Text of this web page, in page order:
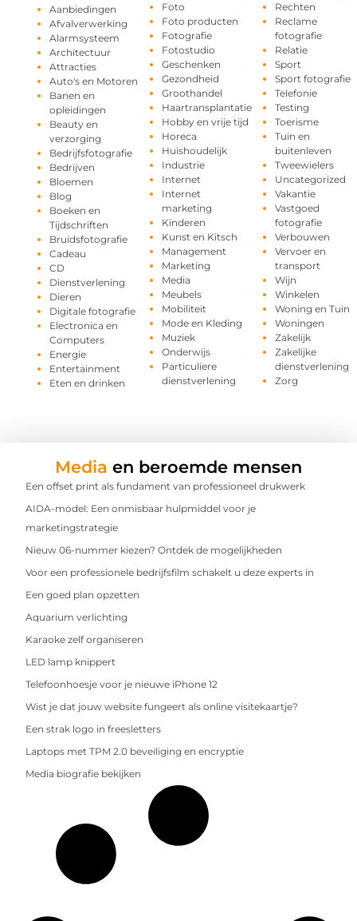
Aanbiedingen
Afvalverwerking
Alarmsysteem
Architectuur
Attracties
Auto's en Motoren
Banen en
opleidingen
Beauty en
verzorging
Bedrijfsfotografie
Bedrijven
Bloemen
Blog
Boeken en
Tijdschriften
Bruidsfotografie
Cadeau
CD
Dienstverlening
Dieren
Digitale fotografie
Electronica en
Computers
Energie
Entertainment
Eten en drinken
Foto
Foto producten
Fotografie
Fotostudio
Geschenken
Gezondheid
Groothandel
Haartransplantatie
Hobby en vrije tijd
Horeca
Huishoudelijk
Industrie
Internet
Internet
marketing
Kinderen
Kunst en Kitsch
Management
Marketing
Media
Meubels
Mobiliteit
Mode en Kleding
Muziek
Onderwijs
Particuliere
dienstverlening
Rechten
Reclame
fotografie
Relatie
Sport
Sport fotografie
Telefonie
Testing
Toerisme
Tuin en
buitenleven
Tweewielers
Uncategorized
Vakantie
Vastgoed
fotografie
Verbouwen
Vervoer en
transport
Wijn
Winkelen
Woning en Tuin
Woningen
Zakelijk
Zakelijke
dienstverlening
Zorg
Media en beroemde mensen
Een offset print als fundament van professioneel drukwerk
AIDA-model: Een onmisbaar hulpmiddel voor je
marketingstrategie
Nieuw 06-nummer kiezen? Ontdek de mogelijkheden
Voor een professionele bedrijfsfilm schakelt u deze experts in
Een goed plan opzetten
Aquarium verlichting
Karaoke zelf organiseren
LED lamp knippert
Telefoonhoesje voor je nieuwe iPhone 12
Wist je dat jouw website fungeert als online visitekaartje?
Een strak logo in freesletters
Laptops met TPM 2.0 beveiliging en encryptie
Media biografie bekijken